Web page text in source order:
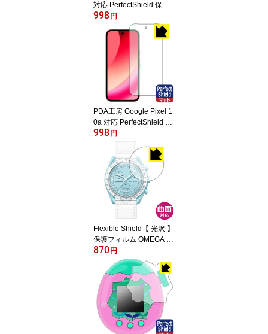
対応 PerfectShield 保護
フィルム [指紋認証対応]
反射低減 防指紋 日本製
自社製造直販
998 円
PDA工房 Google Pixel 1
0a 対応 PerfectShield 保
護 フィルム [画面用] [指
紋認証対応] 反射低減 防
指紋 日本製 自社製造直
998 円
Flexible Shield【 光沢 】
保護フィルム OMEGA X
SWATCH BIOCERAMIC
MOONSWATCH 日本製
自社製造直販
870 円